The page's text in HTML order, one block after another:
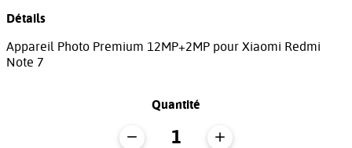
Détails
Appareil Photo Premium 12MP+2MP pour Xiaomi Redmi
Note 7
Quantité